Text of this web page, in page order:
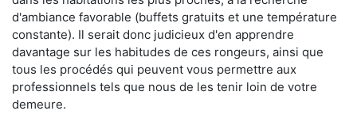
d'ambiance favorable (buffets gratuits et une température
constante). Il serait donc judicieux d'en apprendre
davantage sur les habitudes de ces rongeurs, ainsi que
tous les procédés qui peuvent vous permettre aux
professionnels tels que nous de les tenir loin de votre
demeure.